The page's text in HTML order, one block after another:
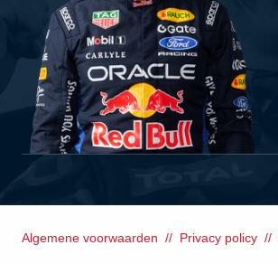
Algemene voorwaarden Privacy policy